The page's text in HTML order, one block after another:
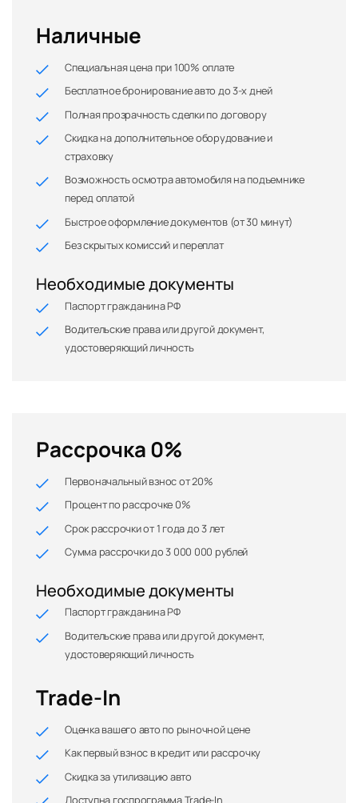
Наличные
Специальная цена при 100% оплате
Бесплатное бронирование авто до 3-х дней
Полная прозрачность сделки по договору
Скидка на дополнительное оборудование и
страховку
Возможность осмотра автомобиля на подъемнике
перед оплатой
Быстрое оформление документов (от 30 минут)
Без скрытых комиссий и переплат
Необходимые документы
Паспорт гражданина РФ
Водительские права или другой документ,
удостоверяющий личность
Рассрочка 0%
Первоначальный взнос от 20%
Процент по рассрочке 0%
Срок рассрочки от 1 года до 3 лет
Сумма рассрочки до 3 000 000 рублей
Необходимые документы
Паспорт гражданина РФ
Водительские права или другой документ,
удостоверяющий личность
Trade-In
Оценка вашего авто по рыночной цене
Как первый взнос в кредит или рассрочку
Скидка за утилизацию авто
Доступна госпрограмма Trade-In